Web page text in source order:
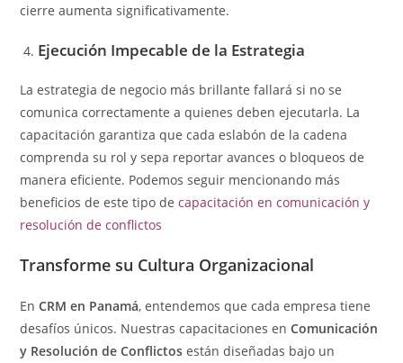
cierre aumenta significativamente.
Ejecución Impecable de la Estrategia
La estrategia de negocio más brillante fallará si no se
comunica correctamente a quienes deben ejecutarla. La
capacitación garantiza que cada eslabón de la cadena
comprenda su rol y sepa reportar avances o bloqueos de
manera eficiente. Podemos seguir mencionando más
beneficios de este tipo decapacitación en comunicación y
resolución de conflictos
Transforme su Cultura Organizacional
EnCRM en Panamá, entendemos que cada empresa tiene
desafíos únicos. Nuestras capacitaciones enComunicación
y Resolución de Conflictos están diseñadas bajo un